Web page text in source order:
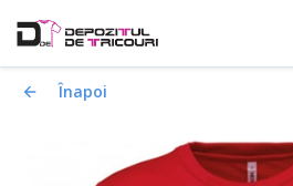
Înapoi